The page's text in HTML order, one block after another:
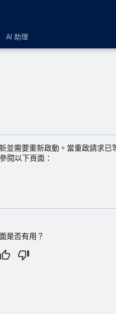
AI 助理
並需要重新啟動。當重啟請求已
閱以下頁面：
是否有用？